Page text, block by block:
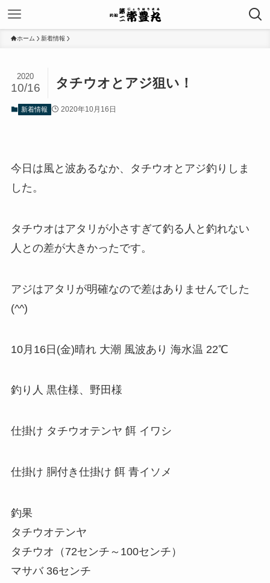
ホーム 新着情報
タチウオとアジ狙い！
2020
10/16
新着情報 2020年10月16日
今日は風と波あるなか、タチウオとアジ釣りしま
した。
タチウオはアタリが小さすぎて釣る人と釣れない
人との差が大きかったです。
アジはアタリが明確なので差はありませんでした
(^^)
10月16日(金)晴れ 大潮 風波あり 海水温 22℃
釣り人 黒住様、野田様
仕掛け タチウオテンヤ 餌 イワシ
仕掛け 胴付き仕掛け 餌 青イソメ
釣果
タチウオテンヤ
タチウオ（72センチ～100センチ）
マサバ 36センチ